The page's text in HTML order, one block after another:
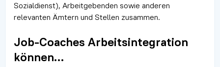
Sozialdienst), Arbeitgebenden sowie anderen
relevanten Ämtern und Stellen zusammen.
Job-Coaches Arbeitsintegration
können…